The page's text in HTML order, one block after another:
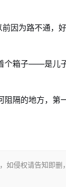
因为路不通，
个箱子——是儿
隔的地方，第
如侵权请告知即删